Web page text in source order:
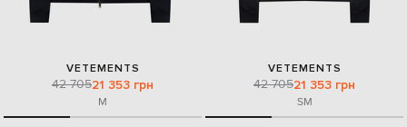
VETEMENTS
42 70521 353 грн
M
VETEMENTS
42 70521 353 грн
SM